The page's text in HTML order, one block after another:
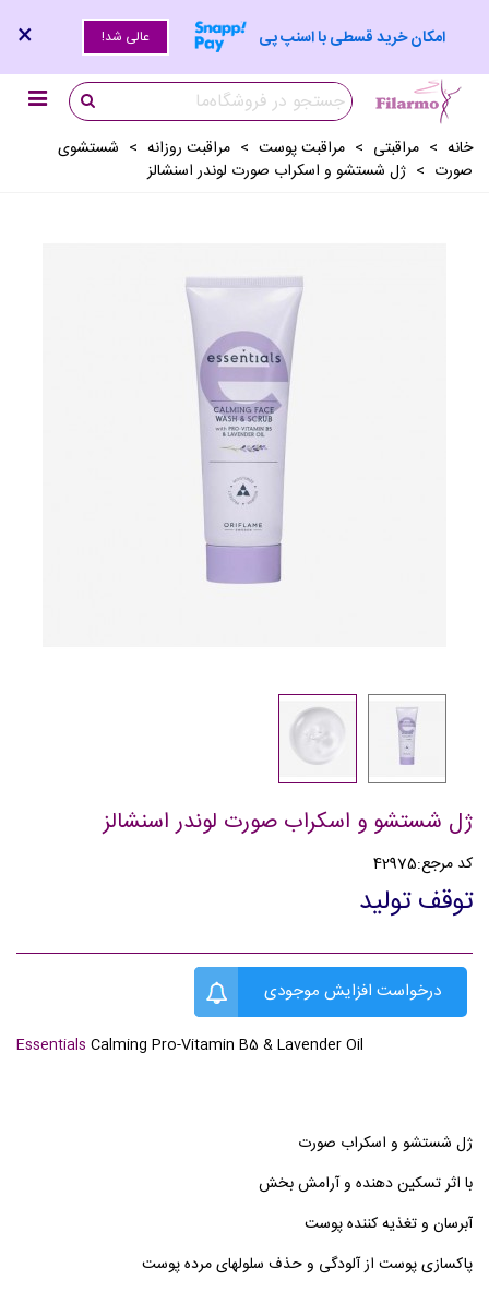
امکان خرید قسطی با اسنپ پی عالی شد! ×
خانه > مراقبتی > مراقبت پوست > مراقبت روزانه > شستشوی
صورت > ژل شستشو و اسکراب صورت لوندر اسنشالز
ژل شستشو و اسکراب صورت لوندر اسنشالز
کد مرجع:42975
توقف تولید
درخواست افزایش موجودی
Essentials Calming Pro-Vitamin B5 & Lavender Oil
ژل شستشو و اسکراب صورت
با اثر تسکین دهنده و آرامش بخش
آبرسان و تغذیه کننده پوست
پاکسازی پوست از آلودگی و حذف سلولهای مرده پوست